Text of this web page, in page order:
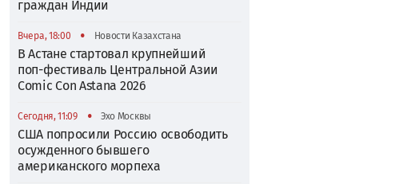
граждан Индии
Вчера, 18:00 • Новости Казахстана
В Астане стартовал крупнейший
поп-фестиваль Центральной Азии
Comic Con Astana 2026
Сегодня, 11:09 • Эхо Москвы
США попросили Россию освободить
осужденного бывшего
американского морпеха